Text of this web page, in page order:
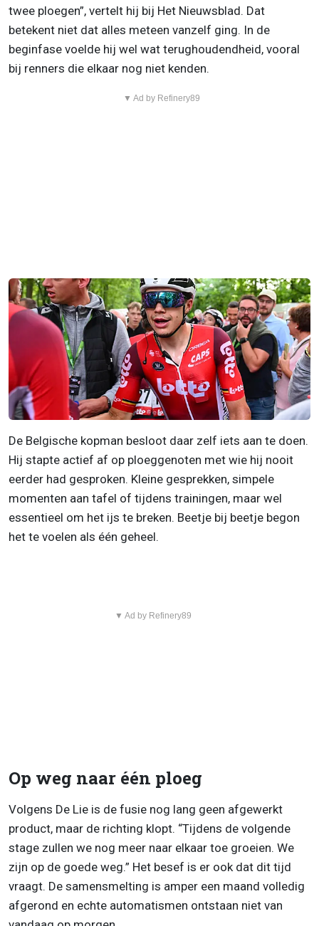
twee ploegen”, vertelt hij bij Het Nieuwsblad. Dat
betekent niet dat alles meteen vanzelf ging. In de
beginfase voelde hij wel wat terughoudendheid, vooral
bij renners die elkaar nog niet kenden.
▼ Ad by Refinery89
De Belgische kopman besloot daar zelf iets aan te doen.
Hij stapte actief af op ploeggenoten met wie hij nooit
eerder had gesproken. Kleine gesprekken, simpele
momenten aan tafel of tijdens trainingen, maar wel
essentieel om het ijs te breken. Beetje bij beetje begon
het te voelen als één geheel.
▼ Ad by Refinery89
Op weg naar één ploeg
Volgens De Lie is de fusie nog lang geen afgewerkt
product, maar de richting klopt. “Tijdens de volgende
stage zullen we nog meer naar elkaar toe groeien. We
zijn op de goede weg.” Het besef is er ook dat dit tijd
vraagt. De samensmelting is amper een maand volledig
afgerond en echte automatismen ontstaan niet van